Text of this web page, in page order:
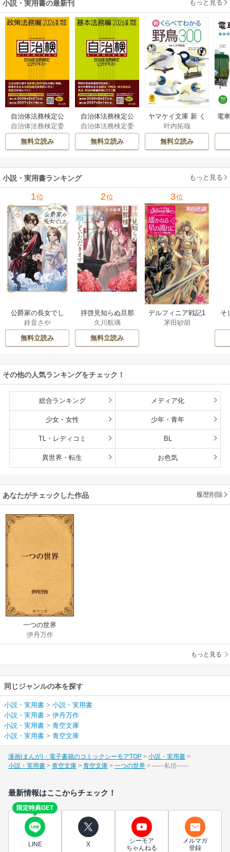
小説・実用書の最新刊 もっと見る
自治体法務検定公
式テキスト 政策
法務編 ２０２６
年度検定対応 1巻
自治体法務検定委
員会
無料立読み
自治体法務検定公
式テキスト 基本
法務編 ２０２６
年度検定対応 1巻
自治体法務検定委
員会
無料立読み
ヤマケイ文庫 新 く
らべてわかる野鳥3
00 1巻
叶内拓哉
無料立読み
電
小説・実用書ランキング もっと見る
1位
公爵家の長女でし
た
鈴音さや
無料立読み
2位
拝啓見知らぬ旦那
様、離婚していた
だきます
久川航璃
無料立読み
3位
デルフィニア戦記1
茅田砂胡
そ
その他の人気ランキングをチェック！
総合ランキング メディア化
少女・女性 少年・青年
TL・レディコミ BL
異世界・転生 お色気
あなたがチェックした作品 履歴削除
一つの世界
伊丹万作
もっと見る
同じジャンルの本を探す
小説・実用書 > 小説・実用書
小説・実用書 > 伊丹万作
小説・実用書 > 青空文庫
小説・実用書 > 青空文庫
漫画(まんが)・電子書籍のコミックシーモアTOP
小説・実用書
小説・実用書
青空文庫 青空文庫 一つの世界 ――私信――
最新情報はここからチェック！
限定特典GET
LINE X
シーモア
ちゃんねる
メルマガ
登録